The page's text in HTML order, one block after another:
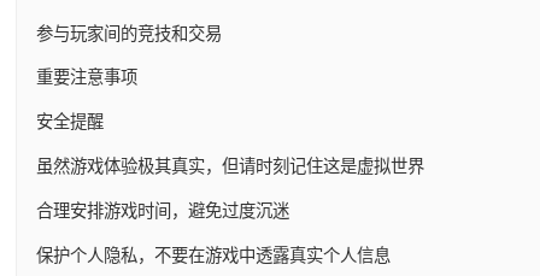
参与玩家间的竞技和交易
重要注意事项
安全提醒
虽然游戏体验极其真实，但请时刻记住这是虚拟世界
合理安排游戏时间，避免过度沉迷
保护个人隐私，不要在游戏中透露真实个人信息